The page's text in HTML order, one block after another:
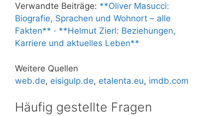
Verwandte Beiträge: **Oliver Masucci:
Biografie, Sprachen und Wohnort – alle
Fakten** · **Helmut Zierl: Beziehungen,
Karriere und aktuelles Leben**
Weitere Quellen
web.de, eisigulp.de, etalenta.eu, imdb.com
Häufig gestellte Fragen